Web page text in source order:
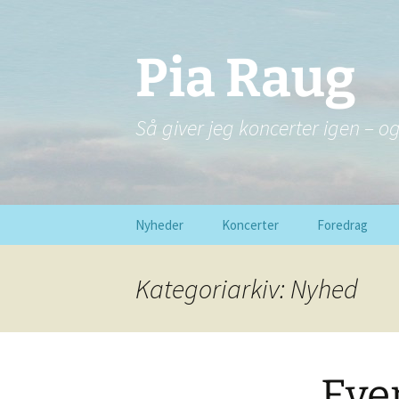
Pia Raug
Så giver jeg koncerter igen –
Nyheder Koncerter Foredrag
Kategoriarkiv: Nyhed